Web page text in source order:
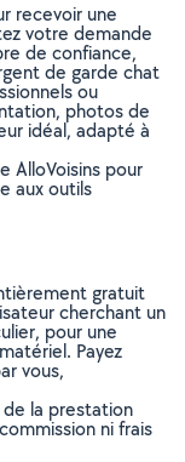
recevoir une
votre demande
de confiance,
de garde chat
ou
photos de
idéal, adapté à
AlloVoisins pour
aux outils
gratuit
cherchant un
pour une
Payez
vous,
de la prestation
ni frais